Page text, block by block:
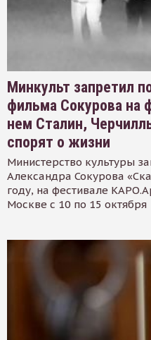
Минкульт запретил
фильма Сокурова на
нем Сталин,
спорят о жизни
Министерство культуры
Александра Сокурова
году, на фестивале
Москве с 10 по 15 октября